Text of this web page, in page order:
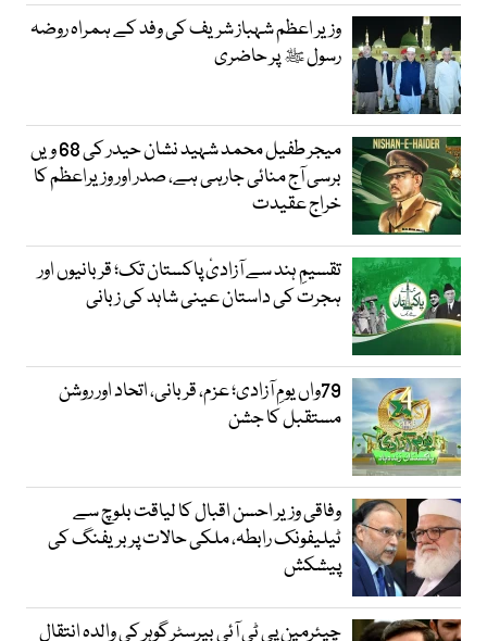
وزیر اعظم شہباز شریف کی وفد کے ہمراہ روضہ
رسول ﷺ پر حاضری
میجر طفیل محمد شہید نشان حیدر کی 68 ویں
برسی آج منائی جارہی ہے، صدر اور وزیراعظم کا
خراج عقیدت
تقسیمِ ہند سے آزادیٔ پاکستان تک؛ قربانیوں اور
ہجرت کی داستان عینی شاہد کی زبانی
79واں یومِ آزادی؛ عزم، قربانی، اتحاد اور روشن
مستقبل کا جشن
وفاقی وزیر احسن اقبال کا لیاقت بلوچ سے
ٹیلیفونک رابطہ، ملکی حالات پر بریفنگ کی
پیشکش
چیئرمین پی ٹی آئی بیرسٹر گوہر کی والدہ انتقال